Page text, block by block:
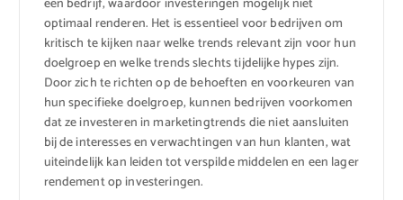
een bedrijf, waardoor investeringen mogelijk niet
optimaal renderen. Het is essentieel voor bedrijven om
kritisch te kijken naar welke trends relevant zijn voor hun
doelgroep en welke trends slechts tijdelijke hypes zijn.
Door zich te richten op de behoeften en voorkeuren van
hun specifieke doelgroep, kunnen bedrijven voorkomen
dat ze investeren in marketingtrends die niet aansluiten
bij de interesses en verwachtingen van hun klanten, wat
uiteindelijk kan leiden tot verspilde middelen en een lager
rendement op investeringen.